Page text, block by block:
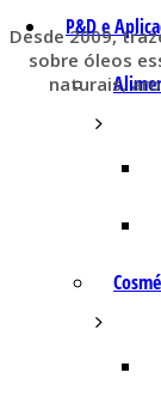
P&D e
Desde 2009,
sobre óleos
naturais,